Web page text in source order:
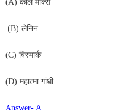
(A) कार्ल मार्क्स
(B) लेनिन
(C) बिस्मार्क
(D) महात्मा गांधी
Answer- A